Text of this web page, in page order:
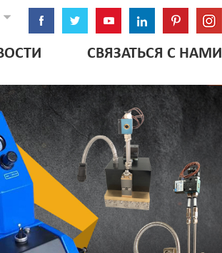
СВЯЗАТЬСЯ С НАМИ